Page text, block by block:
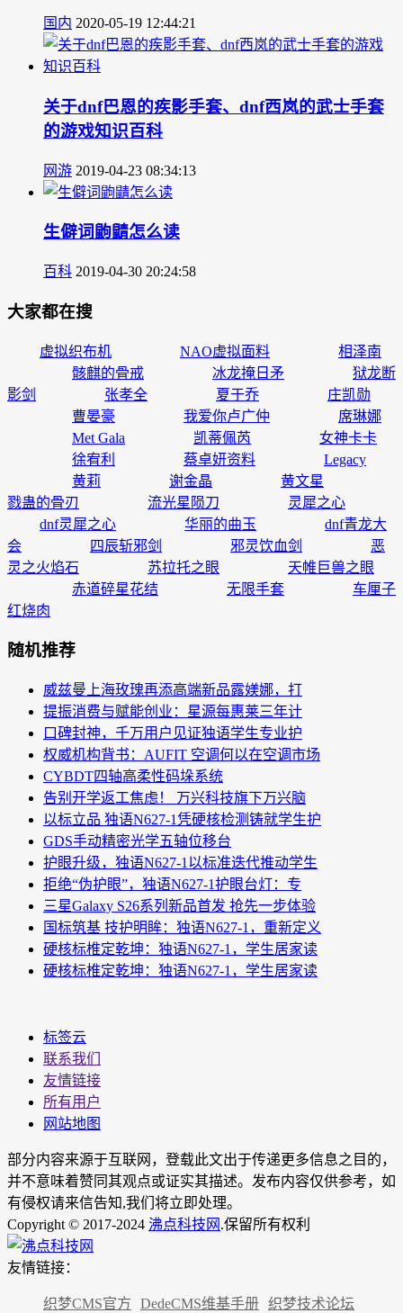
国内 2020-05-19 12:44:21
关于dnf巴恩的疾影手套、dnf西岚的武士手套
的游戏知识百科
网游 2019-04-23 08:34:13
生僻词鼩鼱怎么读
百科 2019-04-30 20:24:58
大家都在搜
虚拟织布机 NAO虚拟面料
相泽南
骸麒的骨戒
冰龙掩日矛
狱龙断
影剑
张孝全 夏于乔
庄凯勋
曹晏豪
我爱你卢广仲
席琳娜
Met Gala
凯蒂佩芮
女神卡卡
徐宥利
蔡卓妍资料
Legacy
黄莉
谢金晶
黄文星
戮蛊的骨刃
流光星陨刀
灵犀之心
dnf灵犀之心
华丽的曲玉
dnf青龙大
会
四辰斩邪剑 邪灵饮血剑
恶
灵之火焰石
苏拉托之眼
天帷巨兽之眼
赤道碎星花结
无限手套
车厘子
红烧肉
随机推荐
威兹曼上海玫瑰再添高端新品露媄娜，打
提振消费与赋能创业：星源每惠莱三年计
口碑封神，千万用户见证独语学生专业护
权威机构背书：AUFIT 空调何以在空调市场
CYBDT四轴高柔性码垛系统
告别开学返工焦虑！ 万兴科技旗下万兴脑
以标立品 独语N627-1凭硬核检测铸就学生护
GDS手动精密光学五轴位移台
护眼升级，独语N627-1以标准迭代推动学生
拒绝“伪护眼”，独语N627-1护眼台灯：专
三星Galaxy S26系列新品首发 抢先一步体验
国标筑基 技护明眸：独语N627-1，重新定义
硬核标椎定乾坤：独语N627-1，学生居家读
硬核标椎定乾坤：独语N627-1，学生居家读
标签云
联系我们
友情链接
所有用户
网站地图
部分内容来源于互联网，登载此文出于传递更多信息之目的，
并不意味着赞同其观点或证实其描述。发布内容仅供参考，如
有侵权请来信告知,我们将立即处理。
Copyright © 2017-2024 沸点科技网 .保留所有权利
友情链接：
织梦CMS官方 DedeCMS维基手册 织梦技术论坛